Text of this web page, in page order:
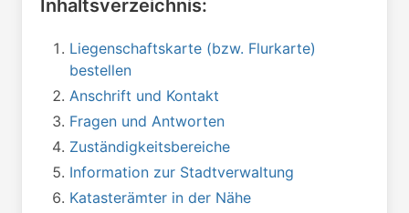
Inhaltsverzeichnis:
Liegenschaftskarte (bzw. Flurkarte)
bestellen
Anschrift und Kontakt
Fragen und Antworten
Zuständigkeitsbereiche
Information zur Stadtverwaltung
Katasterämter in der Nähe